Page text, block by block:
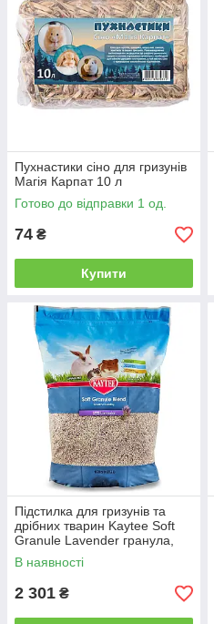
Пухнастики сіно для гризунів
Магія Карпат 10 л
Готово до відправки 1 од.
74 ₴
Купити
Підстилка для гризунів та
дрібних тварин Kaytee Soft
Granule Lavender гранула,
лаванда 4 кг
В наявності
2 301 ₴